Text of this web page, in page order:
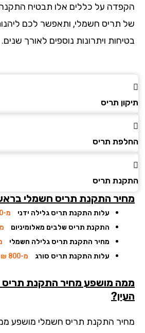
על כללים אלו תבטיח התקנה
תריס חשמלי, ותאפשר לכם ליהנות
ויתרונות נוספים לאורך שנים.
תריס
תריס
תריס
התקנת תריס חשמליבראש
עלות התקנת תריס גלילה ידני
מ-300 ₪
התקנת תריס שלבים מאלומיניום
מ-400 ₪
מחיר התקנת תריס גלילה חשמלי
מ-700 ₪
עלות התקנת תריס סורג
מ-800 ₪
מושפע מחיר התקנת תריס
התקנת תריס חשמלי מושפע ממספר